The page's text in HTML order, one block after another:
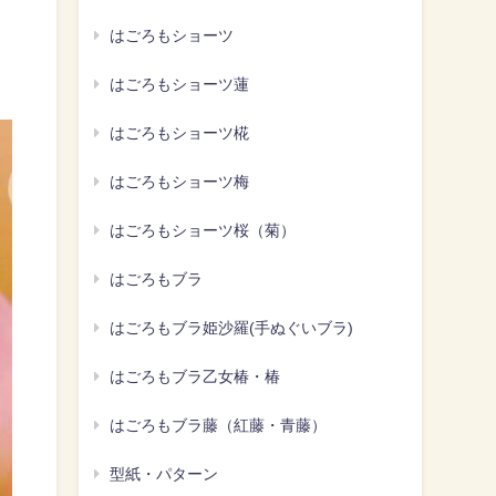
はごろもショーツ
はごろもショーツ蓮
はごろもショーツ椛
はごろもショーツ梅
はごろもショーツ桜（菊）
はごろもブラ
はごろもブラ姫沙羅(手ぬぐいブラ)
はごろもブラ乙女椿・椿
はごろもブラ藤（紅藤・青藤）
型紙・パターン